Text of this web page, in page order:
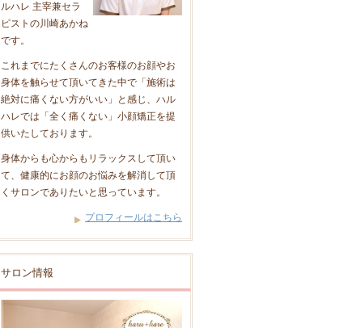
ルハレ 主宰兼セラ
ピストの川崎あかね
です。
これまでにたくさんのお客様のお顔やお
身体を触らせて頂いてきた中で「施術は
絶対に痛くない方がいい」と感じ、ハル
ハレでは「全く痛くない」小顔矯正を提
供いたしております。
身体からも心からもリラックスして頂い
て、健康的にお顔のお悩みを解消して頂
くサロンでありたいと思っています。
プロフィールはこちら
サロン情報